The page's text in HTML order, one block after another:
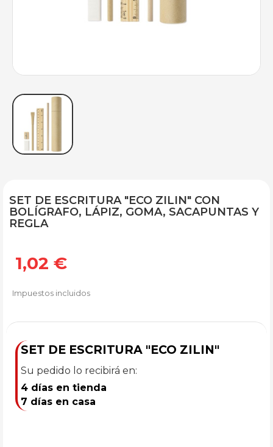
SET DE ESCRITURA "ECO ZILIN" CON
BOLÍGRAFO, LÁPIZ, GOMA, SACAPUNTAS Y
REGLA
1,02 €
Impuestos incluidos
SET DE ESCRITURA "ECO ZILIN"
Su pedido lo recibirá en:
4 días en tienda
7 días en casa